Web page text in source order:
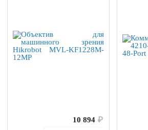
10 894 ₽